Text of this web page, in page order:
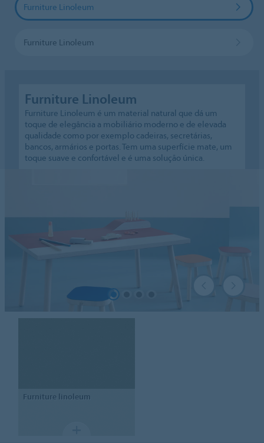
Furniture Linoleum
Furniture Linoleum
Furniture Linoleum
Furniture Linoleum é um material natural que dá um
toque de elegância a mobiliário moderno e de elevada
qualidade como por exemplo cadeiras, secretárias,
bancos, armários e portas. Tem uma superfície mate, um
toque suave e confortável e é uma solução única.
Furniture linoleum